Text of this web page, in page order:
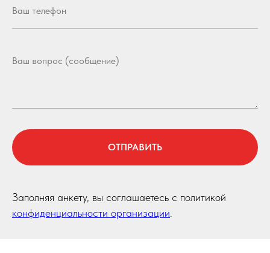
ОТПРАВИТЬ
Заполняя анкету, вы соглашаетесь с политикой
конфиденциальности организации